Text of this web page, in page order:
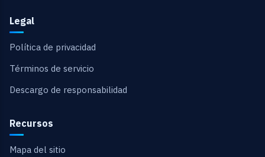
Legal
Política de privacidad
Términos de servicio
Descargo de responsabilidad
Recursos
Mapa del sitio